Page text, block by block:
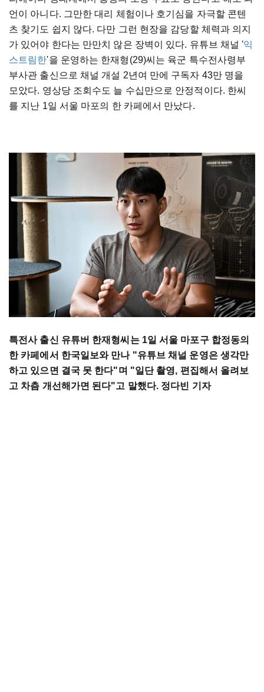
언이 아니다. 그만한 대리 체험이나 호기심을 자극할 콘텐
츠 찾기도 쉽지 않다. 다만 그런 현장을 감당할 체력과 의지
가 있어야 한다는 만만치 않은 장벽이 있다. 유튜브 채널 '익
스트림한'을 운영하는 한재형(29)씨는 육군 특수전사령부
부사관 출신으로 채널 개설 2년여 만에 구독자 43만 명을
모았다. 영상당 조회수도 늘 수십만으로 안정적이다. 한씨
를 지난 1일 서울 마포의 한 카페에서 만났다.
특전사 출신 유튜버 한재형씨는 1일 서울 마포구 합정동의
한 카페에서 한국일보와 만나 "유튜브 채널 운영은 생각만
하고 있으면 결국 못 한다"며 "일단 촬영, 편집해서 올려보
고 차츰 개선해가면 된다"고 말했다. 정다빈 기자